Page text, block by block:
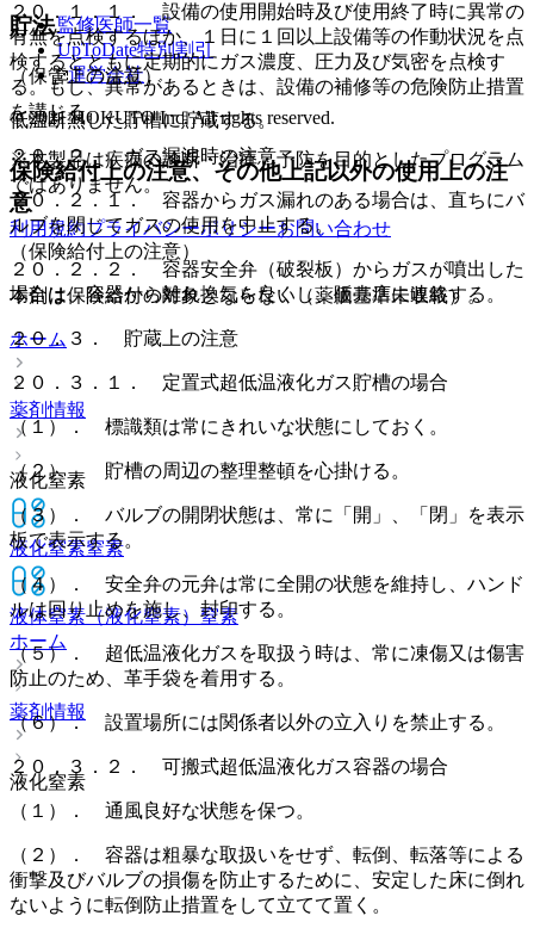
貯法
（保管上の注意）
低温断熱した貯槽に貯蔵する。
保険給付上の注意、その他上記以外の使用上の注
意
（保険給付上の注意）
本剤は保険給付の対象とならない（薬価基準未収載）。
ホーム
薬剤情報
液化窒素
液化窒素窒素
液体窒素（液化窒素） 窒素
ホーム
薬剤情報
液化窒素
２０．１．１． 設備の使用開始時及び使用終了時に異常の
有無を点検するほか、１日に１回以上設備等の作動状況を点
検するとともに定期的にガス濃度、圧力及び気密を点検す
る。もし、異常があるときは、設備の補修等の危険防止措置
を講じる。
２０．２． ガス漏洩時の注意
２０．２．１． 容器からガス漏れのある場合は、直ちにバ
ルブを閉じてガスの使用を中止する。
２０．２．２． 容器安全弁（破裂板）からガスが噴出した
場合は、容器から離れ換気を良くし、販売店に連絡する。
２０．３． 貯蔵上の注意
２０．３．１． 定置式超低温液化ガス貯槽の場合
（１）． 標識類は常にきれいな状態にしておく。
（２）． 貯槽の周辺の整理整頓を心掛ける。
（３）． バルブの開閉状態は、常に「開」、「閉」を表示
板で表示する。
（４）． 安全弁の元弁は常に全開の状態を維持し、ハンド
ルは回り止めを施し、封印する。
（５）． 超低温液化ガスを取扱う時は、常に凍傷又は傷害
防止のため、革手袋を着用する。
（６）． 設置場所には関係者以外の立入りを禁止する。
２０．３．２． 可搬式超低温液化ガス容器の場合
（１）． 通風良好な状態を保つ。
（２）． 容器は粗暴な取扱いをせず、転倒、転落等による
衝撃及びバルブの損傷を防止するために、安定した床に倒れ
ないように転倒防止措置をして立てて置く。
監修医師一覧
UpToDate特別割引
運営会社
© 2021 HOKUTO Inc. All rights reserved.
※本製品は疾病の診断・治療・予防を目的としたプログラム
ではありません。
利用規約プライバシーポリシーお問い合わせ